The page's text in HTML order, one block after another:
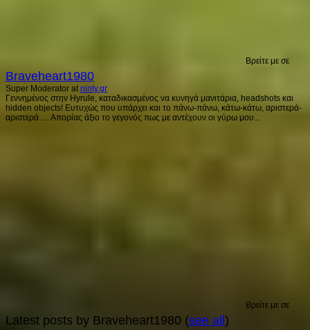
Βρείτε με σε
Braveheart1980
Super Moderator at ninty.gr
Γεννημένος στην Hyrule, καταδικασμένος να κυνηγά μανιτάρια, headshots και
hidden objects! Ευτυχώς που υπάρχει και το πάνω-πάνω, κάτω-κάτω, αριστερά-
αριστερά .... Απορίας άξιο το γεγονός πως με αντέχουν οι γύρω μου...
Βρείτε με σε
Latest posts by Braveheart1980 (see all)